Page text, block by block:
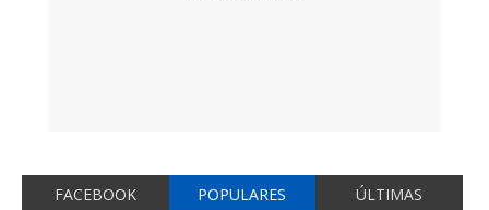
FACEBOOK POPULARES ÚLTIMAS